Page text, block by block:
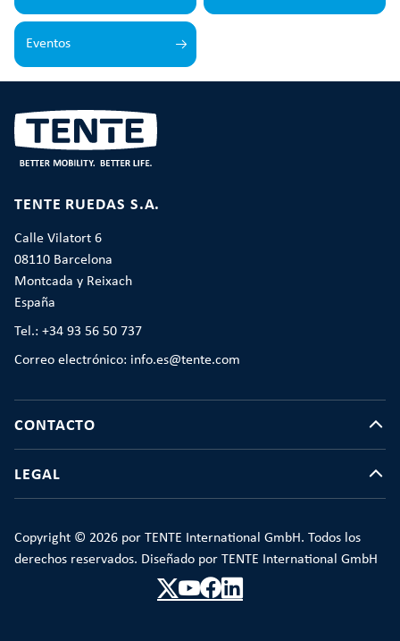
Eventos
TENTE RUEDAS S.A.
Calle Vilatort 6
08110 Barcelona
Montcada y Reixach
España
Tel.: +34 93 56 50 737
Correo electrónico: info.es@tente.com
CONTACTO
LEGAL
Copyright © 2026 por TENTE International GmbH. Todos los
derechos reservados. Diseñado por TENTE International GmbH